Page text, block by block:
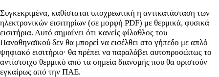
Συγκεκριμένα, καθίσταται υποχρεωτική η αντικατάσταση των
ηλεκτρονικών εισιτηρίων (σε μορφή PDF) με θερμικά, φυσικά
εισιτήρια. Αυτό σημαίνει ότι κανείς φίλαθλος του
Παναθηναϊκού δεν θα μπορεί να εισέλθει στο γήπεδο με απλό
ψηφιακό εισιτήριο· θα πρέπει να παραλάβει αυτοπροσώπως το
αντίστοιχο θερμικό από τα σημεία διανομής που θα οριστούν
εγκαίρως από την ΠΑΕ.